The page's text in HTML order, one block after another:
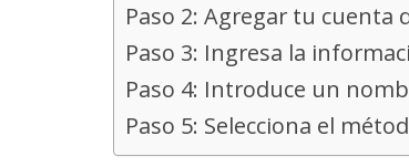
Paso 2: Agregar tu cuenta
Paso 3: Ingresa la
Paso 4: Introduce un
Paso 5: Selecciona el